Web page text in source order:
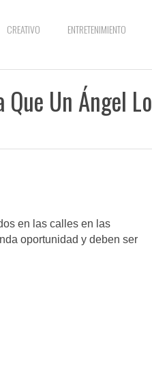
CREATIVO ENTRETENIMIENTO
Un Ángel Lo
en las calles en las
oportunidad y deben ser